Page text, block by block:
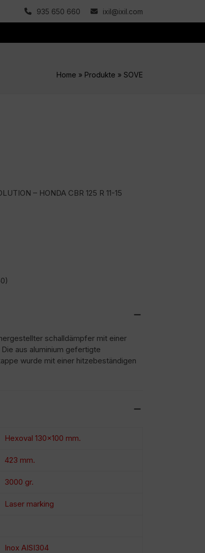
935 650 660 ixil@ixil.com
Home » Produkte » SOVE
– HONDA CBR 125 R 11-15
schalldämpfer mit einer
aus aluminium gefertigte
wurde mit einer hitzebeständigen
Hexoval 130×100 mm.
423 mm.
3000 gr.
Laser marking
Inox AISI304